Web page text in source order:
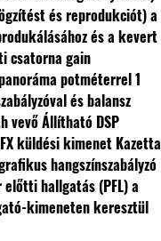
és reprodukciót) a
és a kevert
csatorna gain
potméterrel1
és balansz
vevőÁllítható DSP
küldési kimenet Kazetta
hangszínszabályzó
előtti hallgatás (PFL) a
kimeneten keresztül